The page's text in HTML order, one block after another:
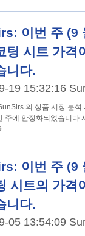
이번 주 (9
팅 시트 가격
니다.
19 15:32:16
주에 안정화되었습니다
이번 주 (9
시트의 가격
니다.
05 13:54:09